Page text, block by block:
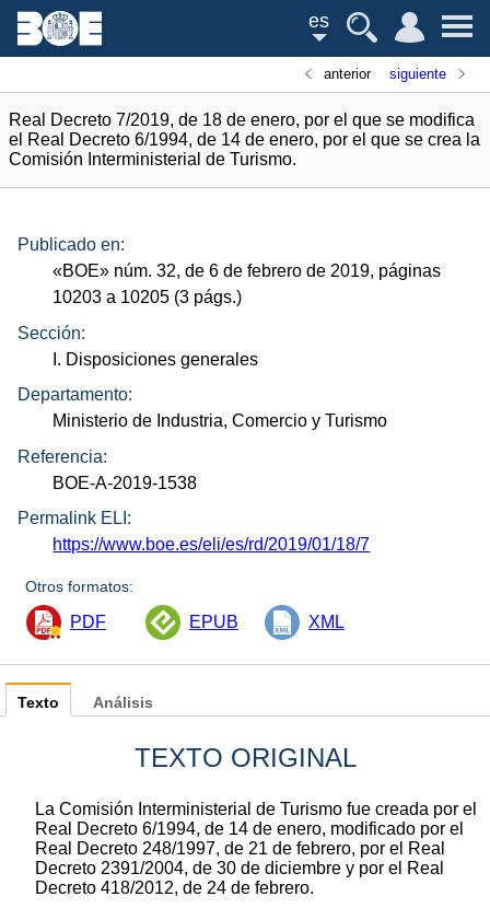
es
anterior siguiente
Real Decreto 7/2019, de 18 de enero, por el que se modifica
el Real Decreto 6/1994, de 14 de enero, por el que se crea la
Comisión Interministerial de Turismo.
Publicado en:
«BOE» núm. 32, de 6 de febrero de 2019, páginas
10203 a 10205 (3 págs.)
Sección:
I. Disposiciones generales
Departamento:
Ministerio de Industria, Comercio y Turismo
Referencia:
BOE-A-2019-1538
Permalink ELI:
https://www.boe.es/eli/es/rd/2019/01/18/7
Otros formatos:
PDF EPUB XML
Texto
TEXTO ORIGINAL
La Comisión Interministerial de Turismo fue creada por el
Real Decreto 6/1994, de 14 de enero, modificado por el
Real Decreto 248/1997, de 21 de febrero, por el Real
Decreto 2391/2004, de 30 de diciembre y por el Real
Decreto 418/2012, de 24 de febrero.
Análisis